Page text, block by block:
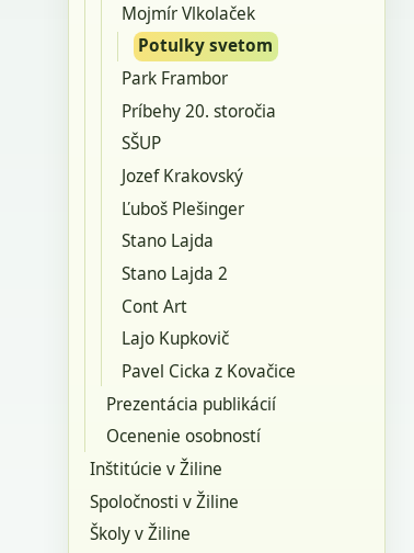
Mojmír Vlkolaček
Potulky svetom
Park Frambor
Príbehy 20. storočia
SŠUP
Jozef Krakovský
Ľuboš Plešinger
Stano Lajda
Stano Lajda 2
Cont Art
Lajo Kupkovič
Pavel Cicka z Kovačice
Prezentácia publikácií
Ocenenie osobností
Inštitúcie v Žiline
Spoločnosti v Žiline
Školy v Žiline